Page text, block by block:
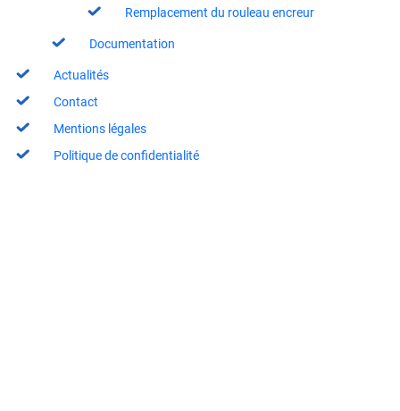
Remplacement du rouleau encreur
Documentation
Actualités
Contact
Mentions légales
Politique de confidentialité